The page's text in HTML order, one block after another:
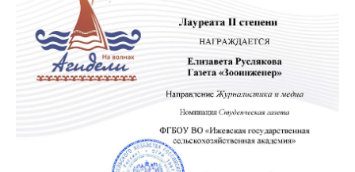
Платные образовательные услуги
Финансово-хозяйственная
Вакантные места для приёма
(перевода) обучающихся